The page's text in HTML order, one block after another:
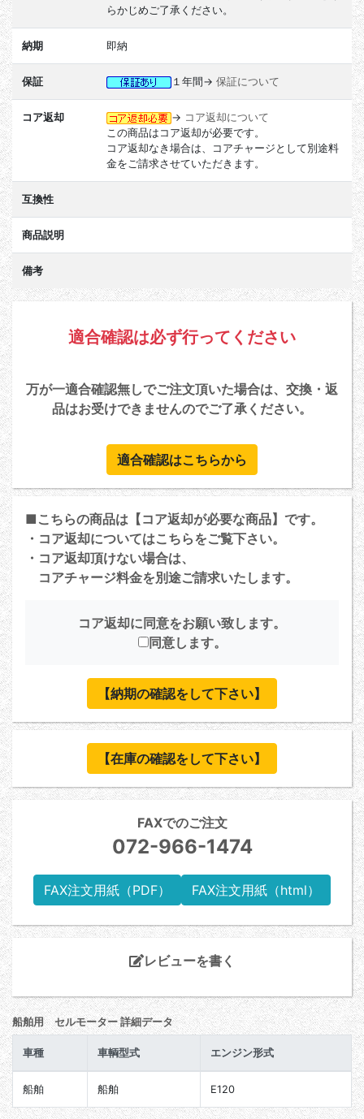
らかじめご了承ください。
納期 即納
保証 １年間→ 保証について
コア返却 → コア返却について
この商品はコア返却が必要です。
コア返却なき場合は、コアチャージとして別途料
金をご請求させていただきます。
互換性
商品説明
備考
適合確認は必ず行ってください
万が一適合確認無しでご注文頂いた場合は、交換・返
品はお受けできませんのでご了承ください。
適合確認はこちらから
■こちらの商品は【コア返却が必要な商品】です。
・コア返却についてはこちらをご覧下さい。
・コア返却頂けない場合は、
コアチャージ料金を別途ご請求いたします。
コア返却に同意をお願い致します。
同意します。
【納期の確認をして下さい】
【在庫の確認をして下さい】
FAXでのご注文
072-966-1474
FAX注文用紙（PDF） FAX注文用紙（html）
レビューを書く
船舶用 セルモーター 詳細データ
車種 車輌型式 エンジン形式
船舶 船舶 E120